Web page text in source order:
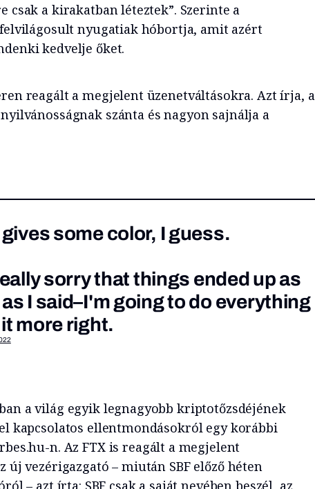
csak a kirakatban léteztek”. Szerinte a
nyugatiak hóbortja, amit azért
kedvelje őket.
reagált a megjelent üzenetváltásokra. Azt írja, a
szánta és nagyon sajnálja a
some color, I guess.
sorry that things ended up as
I said–I'm going to do everything
more right.
a világ egyik legnagyobb kriptotőzsdéjének
kapcsolatos ellentmondásokról egy korábbi
n. Az FTX is reagált a megjelent
új vezérigazgató – miután SBF előző héten
– azt írta: SBF csak a saját nevében beszél, az